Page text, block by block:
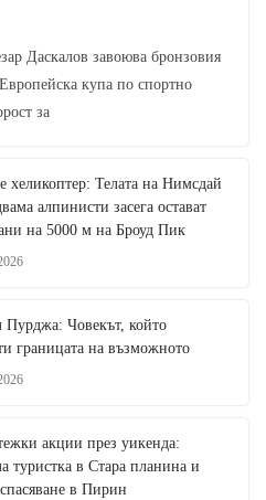
Даскалов завоюва бронзовия
купа по спортно
за
хеликоптер: Телата на Нимсдай
алпинисти засега остават
на 5000 м на Броуд Пик
Човекът, който
границата на възможното
акции през уикенда:
туристка в Стара планина и
в Пирин